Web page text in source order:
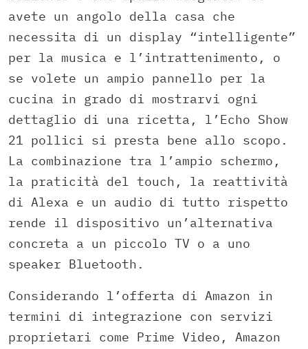
avete un angolo della casa che
necessita di un display “intelligente”
per la musica e l’intrattenimento, o
se volete un ampio pannello per la
cucina in grado di mostrarvi ogni
dettaglio di una ricetta, l’Echo Show
21 pollici si presta bene allo scopo.
La combinazione tra l’ampio schermo,
la praticità del touch, la reattività
di Alexa e un audio di tutto rispetto
rende il dispositivo un’alternativa
concreta a un piccolo TV o a uno
speaker Bluetooth.
Considerando l’offerta di Amazon in
termini di integrazione con servizi
proprietari come Prime Video, Amazon